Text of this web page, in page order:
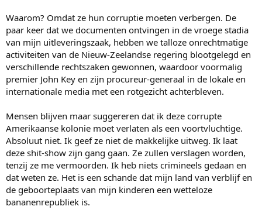
Waarom? Omdat ze hun corruptie moeten verbergen. De
paar keer dat we documenten ontvingen in de vroege stadia
van mijn uitleveringszaak, hebben we talloze onrechtmatige
activiteiten van de Nieuw-Zeelandse regering blootgelegd en
verschillende rechtszaken gewonnen, waardoor voormalig
premier John Key en zijn procureur-generaal in de lokale en
internationale media met een rotgezicht achterbleven.
Mensen blijven maar suggereren dat ik deze corrupte
Amerikaanse kolonie moet verlaten als een voortvluchtige.
Absoluut niet. Ik geef ze niet de makkelijke uitweg. Ik laat
deze shit-show zijn gang gaan. Ze zullen verslagen worden,
tenzij ze me vermoorden. Ik heb niets crimineels gedaan en
dat weten ze. Het is een schande dat mijn land van verblijf en
de geboorteplaats van mijn kinderen een wetteloze
bananenrepubliek is.